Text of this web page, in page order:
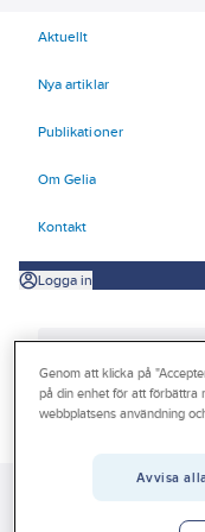
Aktuellt
Nya artiklar
Publikationer
Om Gelia
Kontakt
Logga in
Produkter
Genom att klicka på
på din enhet för att förbättra
webbplatsens användning
Avvisa